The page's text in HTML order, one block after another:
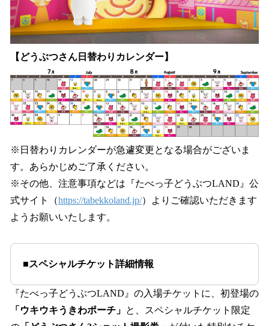
【どうぶつさん日替わりカレンダー】
※日替わりカレンダーが急遽変更となる場合がございま
す。あらかじめご了承ください。
※その他、注意事項などは『たべっ子どうぶつLAND』公
式サイト（https://tabekkoland.jp/）よりご確認いただきます
ようお願いいたします。
■スペシャルチケット詳細情報
『たべっ子どうぶつLAND』の入場チケットに、初登場の
「ウキウキうきわポーチ」 と、スペシャルチケット限定